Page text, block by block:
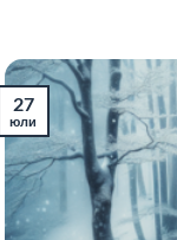
27
юли